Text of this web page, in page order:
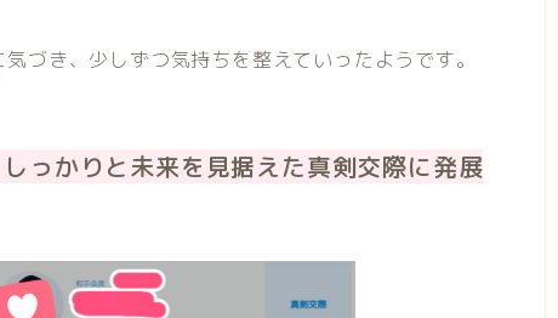
気づき、少しずつ気持ちを整えていったようです。
っかりと未来を見据えた真剣交際に発展